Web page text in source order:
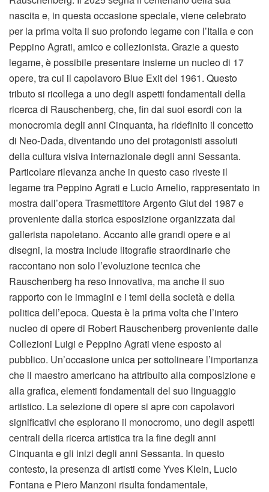
nascita e, in questa occasione speciale, viene celebrato
per la prima volta il suo profondo legame con l’Italia e con
Peppino Agrati, amico e collezionista. Grazie a questo
legame, è possibile presentare insieme un nucleo di 17
opere, tra cui il capolavoro Blue Exit del 1961. Questo
tributo si ricollega a uno degli aspetti fondamentali della
ricerca di Rauschenberg, che, fin dai suoi esordi con la
monocromia degli anni Cinquanta, ha ridefinito il concetto
di Neo-Dada, diventando uno dei protagonisti assoluti
della cultura visiva internazionale degli anni Sessanta.
Particolare rilevanza anche in questo caso riveste il
legame tra Peppino Agrati e Lucio Amelio, rappresentato in
mostra dall’opera Trasmettitore Argento Glut del 1987 e
proveniente dalla storica esposizione organizzata dal
gallerista napoletano. Accanto alle grandi opere e ai
disegni, la mostra include litografie straordinarie che
raccontano non solo l’evoluzione tecnica che
Rauschenberg ha reso innovativa, ma anche il suo
rapporto con le immagini e i temi della società e della
politica dell’epoca. Questa è la prima volta che l’intero
nucleo di opere di Robert Rauschenberg proveniente dalle
Collezioni Luigi e Peppino Agrati viene esposto al
pubblico. Un’occasione unica per sottolineare l’importanza
che il maestro americano ha attribuito alla composizione e
alla grafica, elementi fondamentali del suo linguaggio
artistico. La selezione di opere si apre con capolavori
significativi che esplorano il monocromo, uno degli aspetti
centrali della ricerca artistica tra la fine degli anni
Cinquanta e gli inizi degli anni Sessanta. In questo
contesto, la presenza di artisti come Yves Klein, Lucio
Fontana e Piero Manzoni risulta fondamentale,